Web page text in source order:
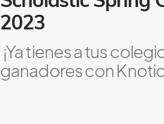
2023
¡Ya tienes a tus
ganadores con